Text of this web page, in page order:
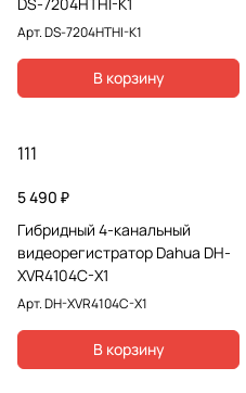
Арт.DS-7204HTHI-K1
В корзину
111
5 490 ₽
Гибридный 4-канальный
видеорегистратор Dahua DH-
XVR4104C-X1
Арт.DH-XVR4104C-X1
В корзину